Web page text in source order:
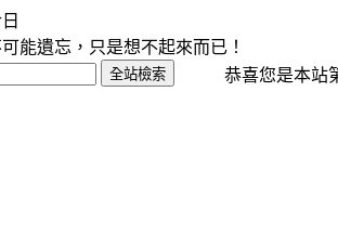
能遺忘，只是想不起來而已！
恭喜您是本站